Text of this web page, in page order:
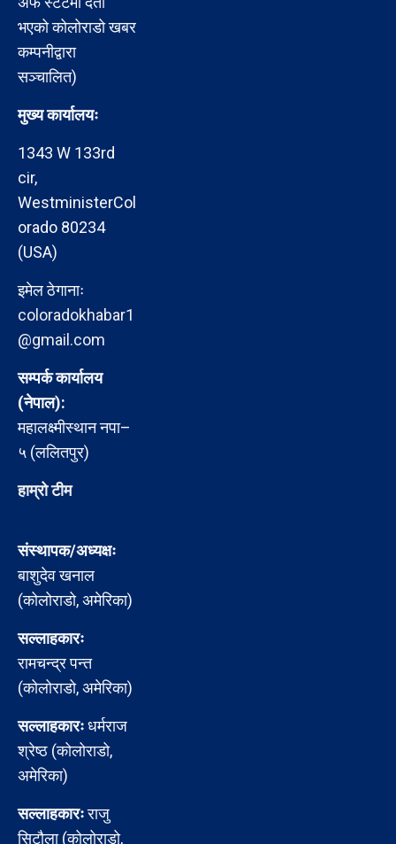
भएको कोलोराडो खबर
कम्पनीद्वारा
सञ्चालित)
मुख्य कार्यालयः
1343 W 133rd
cir,
WestministerCol
orado 80234
(USA)
इमेल ठेगानाः
coloradokhabar1
@gmail.com
सम्पर्क कार्यालय
(नेपाल):
महालक्ष्मीस्थान नपा–
५ (ललितपुर)
हाम्रो टीम
संस्थापक/अध्यक्षः
बाशुदेव खनाल
(कोलोराडो, अमेरिका)
सल्लाहकारः
रामचन्द्र पन्त
(कोलोराडो, अमेरिका)
सल्लाहकारःधर्मराज
श्रेष्ठ (कोलोराडो,
अमेरिका)
सल्लाहकारःराजु
सिटौला (कोलोराडो,